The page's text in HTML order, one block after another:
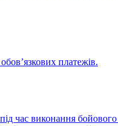
платежів.
час виконання бойового